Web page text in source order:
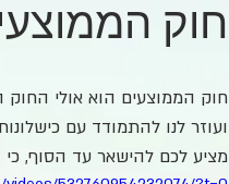
חוק
חוק הממוצעים הוא אולי
ועוזר לנו להתמודד עם
מציע לכם להישאר עד הסוף,